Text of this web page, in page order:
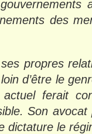
des
propres
d’être le
ferait
Son
dictature le